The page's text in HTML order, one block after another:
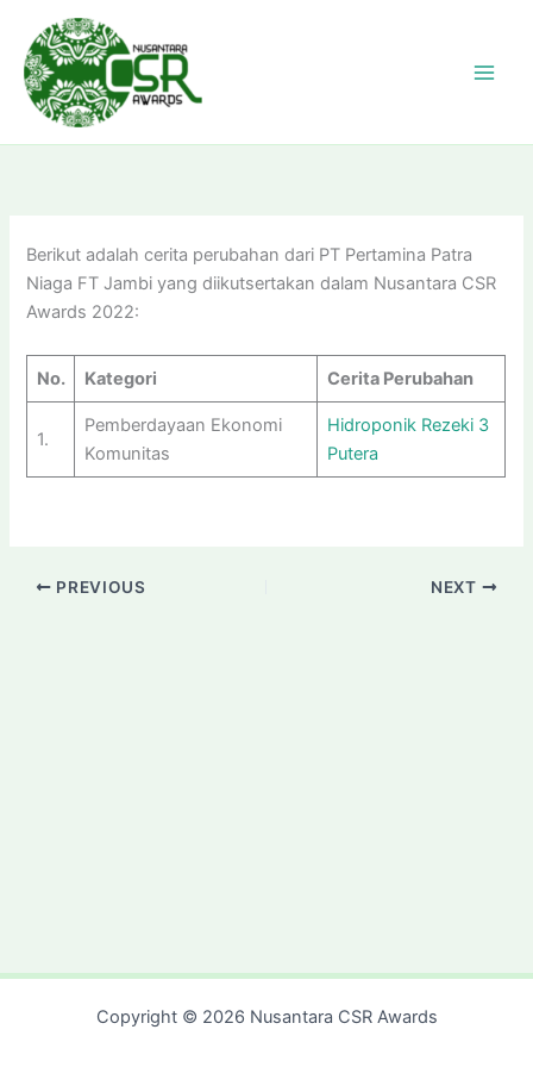
content
Berikut adalah cerita perubahan dari PT Pertamina Patra
Niaga FT Jambi yang diikutsertakan dalam Nusantara CSR
Awards 2022:
No. Kategori Cerita Perubahan
1.
Pemberdayaan Ekonomi
Komunitas
Hidroponik Rezeki 3
Putera
PREVIOUS NEXT
Copyright © 2026 Nusantara CSR Awards